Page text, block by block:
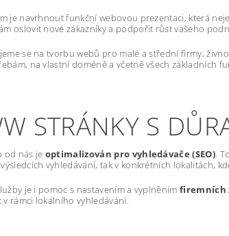
je navrhnout funkční webovou prezentaci, která
oslovit nové zákazníky a podpořit růst vašeho
se na tvorbu webů pro malé a střední firmy,
na vlastní doméně a včetně všech základních
STRÁNKY S
od nás je optimalizován pro vyhledávače (SEO).
vyhledávání, tak v konkrétních lokalitách,
je i pomoc s nastavením a vyplněnímfiremních
rámci lokálního vyhledávání.